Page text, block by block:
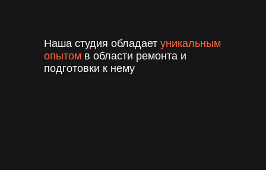
Наша студия обладает уникальным
опытом в области ремонта и
подготовки к нему